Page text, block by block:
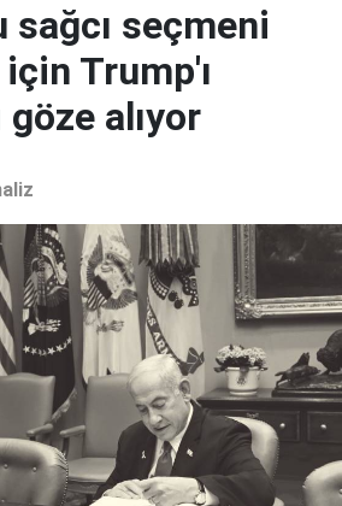
sağcı seçmeni
Trump'ı
göze alıyor